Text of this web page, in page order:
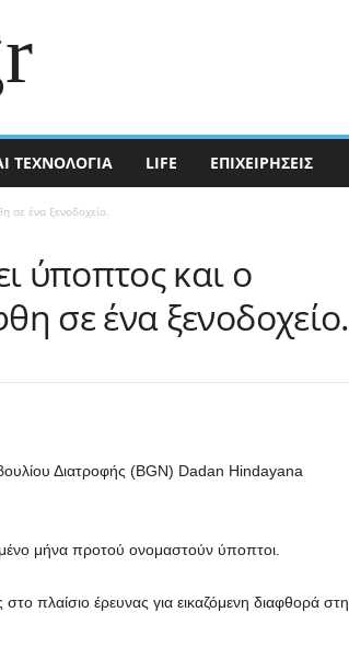
ΤΕΧΝΟΛΟΓΊΑ LIFE ΕΠΙΧΕΙΡΉΣΕΙΣ
σε ένα ξενοδοχείο.
ύποπτος και ο
σε ένα ξενοδοχείο.
Διατροφής (BGN) Dadan Hindayana
μήνα προτού ονομαστούν ύποπτοι.
πλαίσιο έρευνας για εικαζόμενη διαφθορά στη